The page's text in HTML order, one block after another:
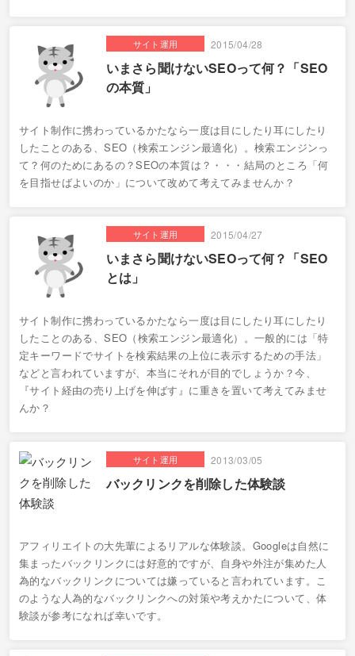
サイト運用 2015/04/28
いまさら聞けないSEOって何？「SEO
の本質」
サイト制作に携わっているかたなら一度は目にしたり耳にしたり
したことのある、SEO（検索エンジン最適化）。検索エンジンっ
て？何のためにあるの？SEOの本質は？・・・結局のところ「何
を目指せばよいのか」について改めて考えてみませんか？
サイト運用 2015/04/27
いまさら聞けないSEOって何？「SEO
とは」
サイト制作に携わっているかたなら一度は目にしたり耳にしたり
したことのある、SEO（検索エンジン最適化）。一般的には「特
定キーワードでサイトを検索結果の上位に表示するための手法」
などと言われていますが、本当にそれが目的でしょうか？今、
『サイト経由の売り上げを伸ばす』に重きを置いて考えてみませ
んか？
サイト運用 2013/03/05
バックリンクを削除した体験談
アフィリエイトの大先輩によるリアルな体験談。Googleは自然に
集まったバックリンクには好意的ですが、自身や外注が集めた人
為的なバックリンクについては嫌っていると言われています。こ
のような人為的なバックリンクへの対策や考えかたについて、体
験談が参考になれば幸いです。